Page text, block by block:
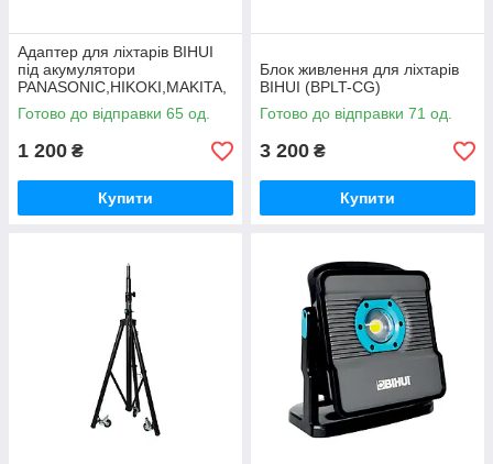
Адаптер для ліхтарів BIHUI
під акумулятори
PANASONIC,HIKOKI,MAKITA,
BOSCH (BPLT-ADP4)
Готово до відправки 65 од.
1 200 ₴
Купити
Блок живлення для ліхтарів
BIHUI (BPLT-CG)
Готово до відправки 71 од.
3 200 ₴
Купити